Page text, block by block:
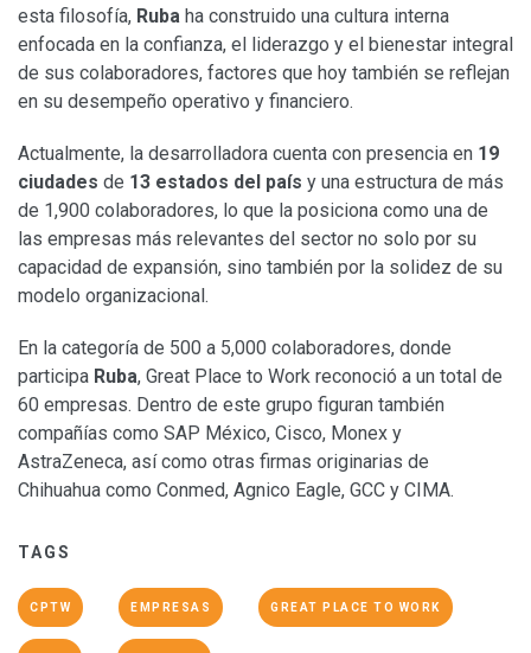
esta filosofía, Ruba ha construido una cultura interna
enfocada en la confianza, el liderazgo y el bienestar integral
de sus colaboradores, factores que hoy también se reflejan
en su desempeño operativo y financiero.
Actualmente, la desarrolladora cuenta con presencia en 19
ciudades de 13 estados del país y una estructura de más
de 1,900 colaboradores, lo que la posiciona como una de
las empresas más relevantes del sector no solo por su
capacidad de expansión, sino también por la solidez de su
modelo organizacional.
En la categoría de 500 a 5,000 colaboradores, donde
participa Ruba, Great Place to Work reconoció a un total de
60 empresas. Dentro de este grupo figuran también
compañías como SAP México, Cisco, Monex y
AstraZeneca, así como otras firmas originarias de
Chihuahua como Conmed, Agnico Eagle, GCC y CIMA.
TAGS
CPTW EMPRESAS GREAT PLACE TO WORK